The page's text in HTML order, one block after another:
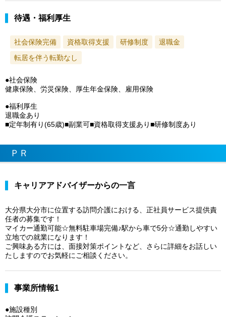
待遇・福利厚生
社会保険完備 資格取得支援 研修制度
退職金
転居を伴う転勤なし
●社会保険
健康保険、労災保険、厚生年金保険、雇用保険
●福利厚生
退職金あり
■定年制有り(65歳)■副業可■資格取得支援あり■研修制度あり
ＰＲ
キャリアアドバイザーからの一言
大分県大分市に位置する訪問介護における、正社員サービス提供責
任者の募集です！
マイカー通勤可能☆無料駐車場完備♪駅から車で5分☆通勤しやすい
立地での就業になります！
ご興味ある方には、面接対策ポイントなど、さらに詳細をお話しい
たしますのでお気軽にご相談ください。
事業所情報1
●施設種別